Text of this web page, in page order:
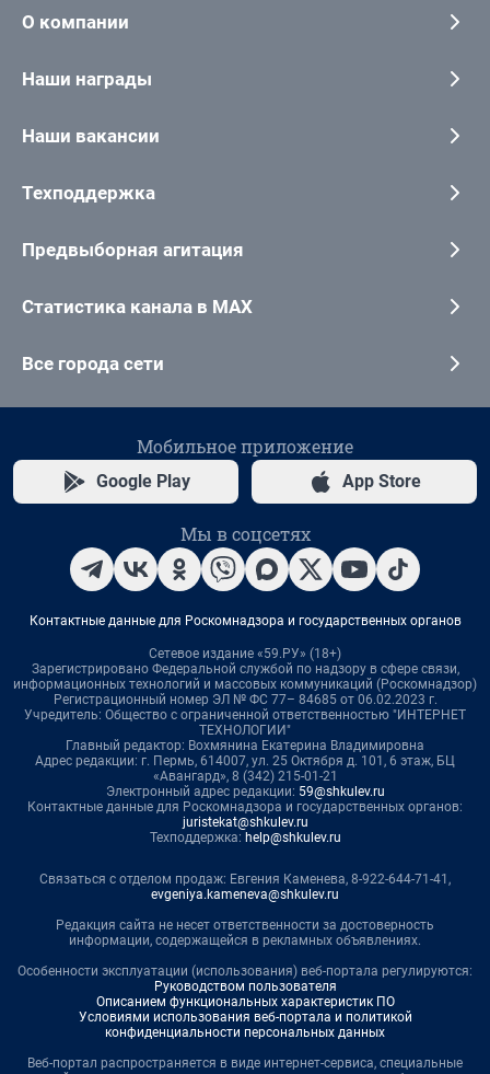
О компании
Наши награды
Наши вакансии
Техподдержка
Предвыборная агитация
Статистика канала в MAX
Все города сети
Мобильное приложение
Google Play App Store
Мы в соцсетях
Контактные данные для Роскомнадзора и государственных органов
Сетевое издание «59.РУ» (18+)
Зарегистрировано Федеральной службой по надзору в сфере связи,
информационных технологий и массовых коммуникаций (Роскомнадзор)
Регистрационный номер ЭЛ № ФС 77– 84685 от 06.02.2023 г.
Учредитель: Общество с ограниченной ответственностью "ИНТЕРНЕТ
ТЕХНОЛОГИИ"
Главный редактор: Вохмянина Екатерина Владимировна
Адрес редакции: г. Пермь, 614007, ул. 25 Октября д. 101, 6 этаж, БЦ
«Авангард», 8 (342) 215-01-21
Электронный адрес редакции: 59@shkulev.ru
Контактные данные для Роскомнадзора и государственных органов:
juristekat@shkulev.ru
Техподдержка: help@shkulev.ru
Связаться с отделом продаж: Евгения Каменева, 8-922-644-71-41,
evgeniya.kameneva@shkulev.ru
Редакция сайта не несет ответственности за достоверность
информации, содержащейся в рекламных объявлениях.
Особенности эксплуатации (использования) веб-портала регулируются:
Руководством пользователя
Описанием функциональных характеристик ПО
Условиями использования веб-портала и политикой
конфиденциальности персональных данных
Веб-портал распространяется в виде интернет-сервиса, специальные